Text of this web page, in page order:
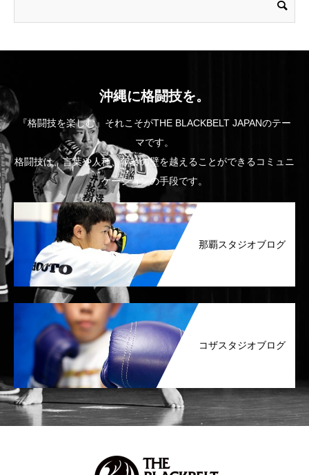
沖縄に格闘技を。
『格闘技を楽しむ』それこそがTHE BLACKBELT JAPANのテー
マです。
格闘技は、言葉や人種、年齢の壁を越えることができるコミュニ
ケーションの手段です。
那覇スタジオブログ
コザスタジオブログ